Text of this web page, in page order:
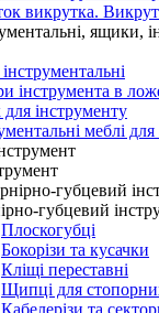
викрутка.
ящики,
інструмента в
інструменту
меблі для
губцевий
Плоскогубці
Бокорізи та кусачки
Кліщі переставні
Щипці для
Кабелерізи та